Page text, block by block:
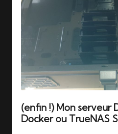
(enfin !) Mon serveur
Docker ou TrueNAS